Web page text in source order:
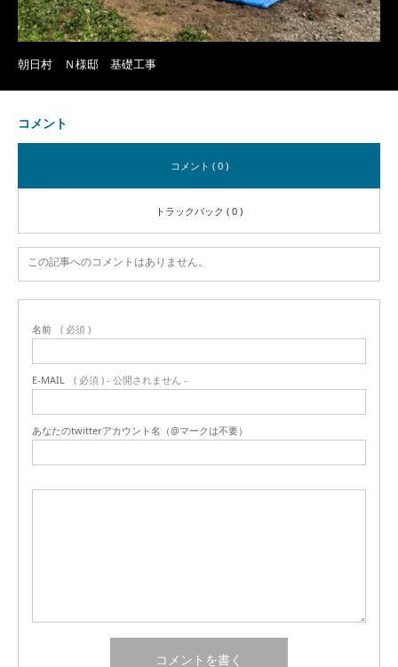
朝日村 Ｎ様邸 基礎工事
コメント
コメント ( 0 )
トラックバック ( 0 )
この記事へのコメントはありません。
名前 ( 必須 )
E-MAIL ( 必須 ) - 公開されません -
あなたのtwitterアカウント名（@マークは不要）